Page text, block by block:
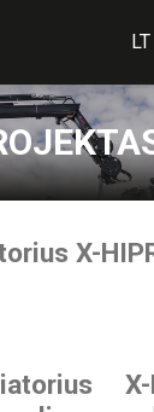
hidrauliniai
kompresoriai
X-
X-